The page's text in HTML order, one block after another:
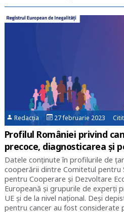
Redacția 27 februarie 2023
Profilul României privind
precoce, diagnosticarea și
Datele conținute în profilurile de
cooperării dintre Comitetul pentru
pentru Cooperare și Dezvoltare
Europeană și grupurile de experți
UE și de la nivel național. Deși
pentru cancer au fost considerate